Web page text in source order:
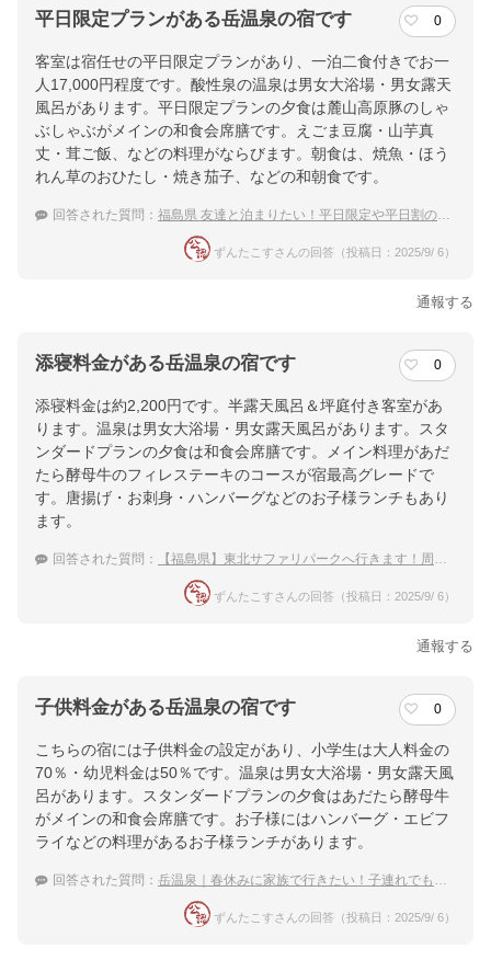
平日限定プランがある岳温泉の宿です 0
客室は宿任せの平日限定プランがあり、一泊二食付きでお一
人17,000円程度です。酸性泉の温泉は男女大浴場・男女露天
風呂があります。平日限定プランの夕食は麓山高原豚のしゃ
ぶしゃぶがメインの和食会席膳です。えごま豆腐・山芋真
丈・茸ご飯、などの料理がならびます。朝食は、焼魚・ほう
れん草のおひたし・焼き茄子、などの和朝食です。
回答された質問： 福島県 友達と泊まりたい！平日限定や平日割のあるおすすめ温泉宿
ずんたこすさんの回答（投稿日：2025/9/ 6）
通報する
添寝料金がある岳温泉の宿です 0
添寝料金は約2,200円です。半露天風呂＆坪庭付き客室があ
ります。温泉は男女大浴場・男女露天風呂があります。スタ
ンダードプランの夕食は和食会席膳です。メイン料理があだ
たら酵母牛のフィレステーキのコースが宿最高グレードで
す。唐揚げ・お刺身・ハンバーグなどのお子様ランチもあり
ます。
回答された質問： 【福島県】東北サファリパークへ行きます！周辺で泊まれる温泉宿のおすすめを教えて下さい。
ずんたこすさんの回答（投稿日：2025/9/ 6）
通報する
子供料金がある岳温泉の宿です 0
こちらの宿には子供料金の設定があり、小学生は大人料金の
70％・幼児料金は50％です。温泉は男女大浴場・男女露天風
呂があります。スタンダードプランの夕食はあだたら酵母牛
がメインの和食会席膳です。お子様にはハンバーグ・エビフ
ライなどの料理があるお子様ランチがあります。
回答された質問： 岳温泉｜春休みに家族で行きたい！子連れでも安心な宿のおすすめは？
ずんたこすさんの回答（投稿日：2025/9/ 6）